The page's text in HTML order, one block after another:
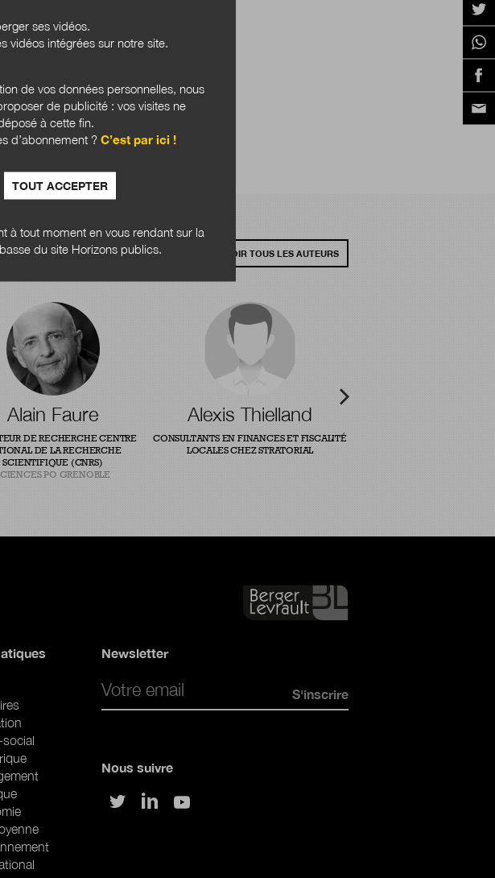
VOIR TOUS LES AUTEURS
Alain Faure
DE RECHERCHE CENTRE
DE LA RECHERCHE
SCIENTIFIQUE (CNRS)
PO GRENOBLE
Alexis Thielland
CONSULTANTS EN FINANCES ET FISCALITÉ
LOCALES CHEZ STRATORIAL
Newsletter
Email *
Nous suivre
sur Twittersur LinkedInsur Youtube
ses vidéos.
vidéos intégrées sur notre site.
de vos données personnelles, nous
de publicité : vos visites ne
à cette fin.
d’abonnement ? C’est par ici !
TOUT ACCEPTER
à tout moment en vous rendant sur la
du site Horizons publics.